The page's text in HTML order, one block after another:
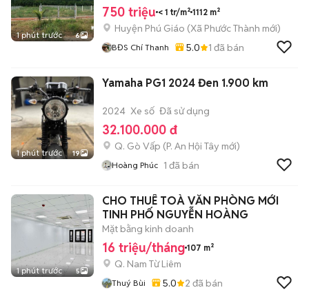
1 phút trước 6
750 triệu < 1 tr/m² 1112 m²
Huyện Phú Giáo (Xã Phước Thành mới)
BĐS Chí Thanh 5.0 1 đã bán
1 phút trước 19
Yamaha PG1 2024 Đen 1.900 km
2024 Xe số Đã sử dụng
32.100.000 đ
Q. Gò Vấp (P. An Hội Tây mới)
Hoàng Phúc 1 đã bán
1 phút trước 5
CHO THUÊ TOÀ VĂN PHÒNG MỚI
TINH PHỐ NGUYỄN HOÀNG
Mặt bằng kinh doanh
16 triệu/tháng 107 m²
Q. Nam Từ Liêm
Thuý Bùi 5.0 2 đã bán